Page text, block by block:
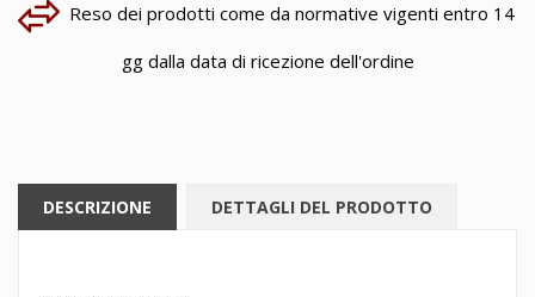
Reso dei prodotti come da normative vigenti entro 14
gg dalla data di ricezione dell'ordine
DESCRIZIONE DETTAGLI DEL PRODOTTO